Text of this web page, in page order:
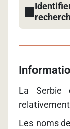
La Serbie
Les noms